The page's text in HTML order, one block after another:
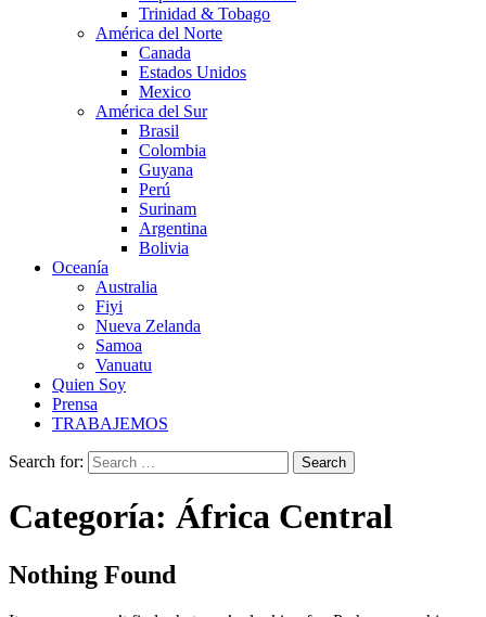
Trinidad & Tobago
América del Norte
Canada
Estados Unidos
Mexico
América del Sur
Brasil
Colombia
Guyana
Perú
Surinam
Argentina
Bolivia
Oceanía
Australia
Fiyi
Nueva Zelanda
Samoa
Vanuatu
Quien Soy
Prensa
TRABAJEMOS
Search for:
Categoría: África Central
Nothing Found